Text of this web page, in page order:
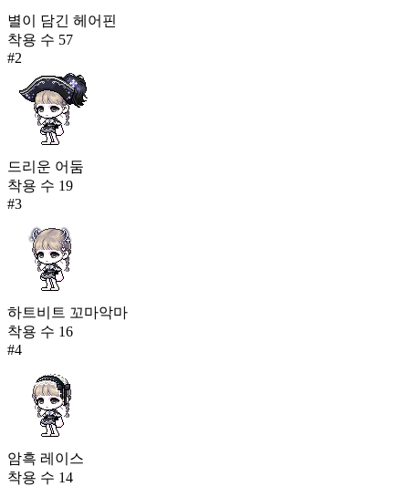
별이 담긴 헤어핀
착용 수 57
#2
드리운 어둠
착용 수 19
#3
하트비트 꼬마악마
착용 수 16
#4
암흑 레이스
착용 수 14